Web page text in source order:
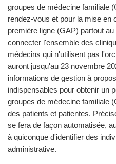
groupes de médecine familiale
rendez-vous et pour la mise
première ligne (GAP) partout
connecter l'ensemble des
médecins qui n'utilisent pas
auront jusqu'au 23 novembre
informations de gestion à
indispensables pour obtenir un
groupes de médecine familiale
des patients et patientes.
se fera de façon automatisée,
à quiconque d'identifier des
administrative.